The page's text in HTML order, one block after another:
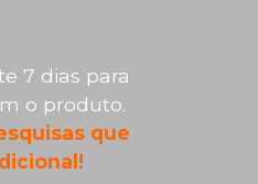
7 dias para
o produto.
que